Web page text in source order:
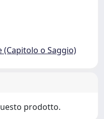
o Saggio)
prodotto.